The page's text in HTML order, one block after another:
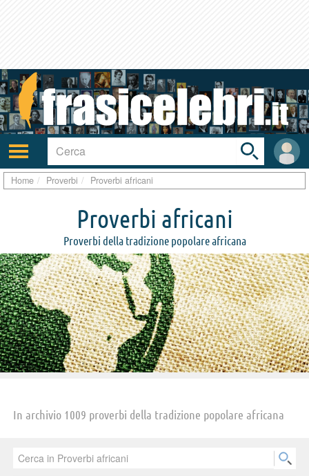
Attiva/disattiva
navigazione
User
area
Toggle
search
bar
Home Proverbi Proverbi africani
Proverbi africani
Proverbi della tradizione popolare africana
In archivio 1009 proverbi della tradizione popolare africana